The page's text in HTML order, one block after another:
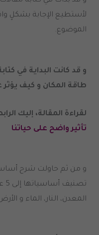
لأستطيع الإجابة بشكلٍ
الموضوع.
و قد كانت البداية في
طاقة المكان و كيف
لقراءة المقالة، إليك
تأثير واضح على حياتنا
و من ثم حاولت شرح
المعدن، النار، الماء و